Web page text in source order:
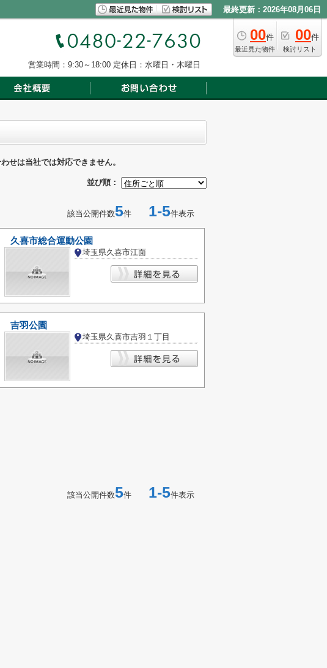
最終更新：2026年08月06日
00件
最近見た物件
00件
検討リスト
営業時間：9:30～18:00 定休日：水曜日・木曜日
せは当社では対応できません。
並び順：
該当公開件数5件 1-5件表示
久喜市総合運動公園
埼玉県久喜市江面
吉羽公園
埼玉県久喜市吉羽１丁目
該当公開件数5件 1-5件表示